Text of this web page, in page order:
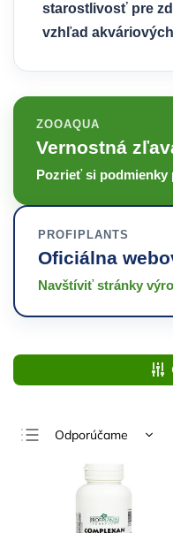
starostlivosť pre
vzhľad
ZOOAQUA
Vernostná
Pozrieť si
PROFIPLANTS
Oficiálna
Navštíviť stránky
Odporúčame
Najlacnejšie
Najdrahšie
Najpredávanejšie